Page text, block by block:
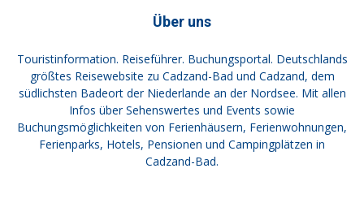
Über uns
Touristinformation. Reiseführer. Buchungsportal. Deutschlands
größtes Reisewebsite zu Cadzand-Bad und Cadzand, dem
südlichsten Badeort der Niederlande an der Nordsee. Mit allen
Infos über Sehenswertes und Events sowie
Buchungsmöglichkeiten von Ferienhäusern, Ferienwohnungen,
Ferienparks, Hotels, Pensionen und Campingplätzen in
Cadzand-Bad.